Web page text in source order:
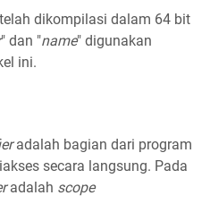
dikompilasi dalam 64 bit
" dan "name" digunakan
ini.
adalah bagian dari program
secara langsung. Pada
adalah scope